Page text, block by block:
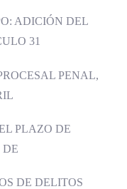
ADICIÓN DEL
31
PENAL,
PLAZO DE
DE
DE DELITOS